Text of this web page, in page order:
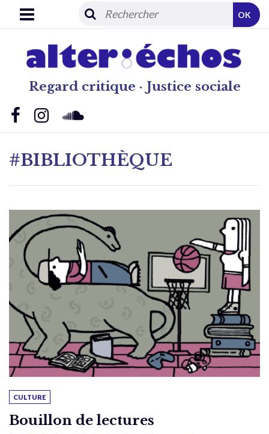
Regard critique · Justice sociale
OK
#BIBLIOTHÈQUE
CULTURE
Bouillon de lectures